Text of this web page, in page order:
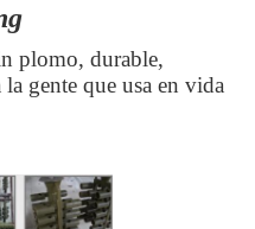
plomo, durable,
gente que usa en vida